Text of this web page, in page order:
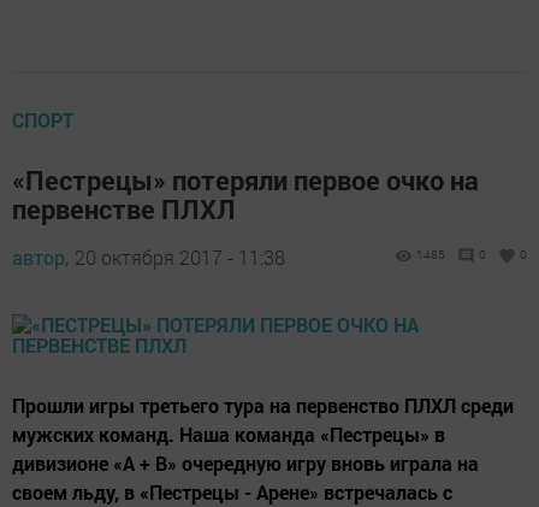
СПОРТ
«Пестрецы» потеряли первое очко на
первенстве ПЛХЛ
автор, 20 октября 2017 - 11:38 1485 0 0
Прошли игры третьего тура на первенство ПЛХЛ среди
мужских команд. Наша команда «Пестрецы» в
дивизионе «А + В» очередную игру вновь играла на
своем льду, в «Пестрецы - Арене» встречалась с